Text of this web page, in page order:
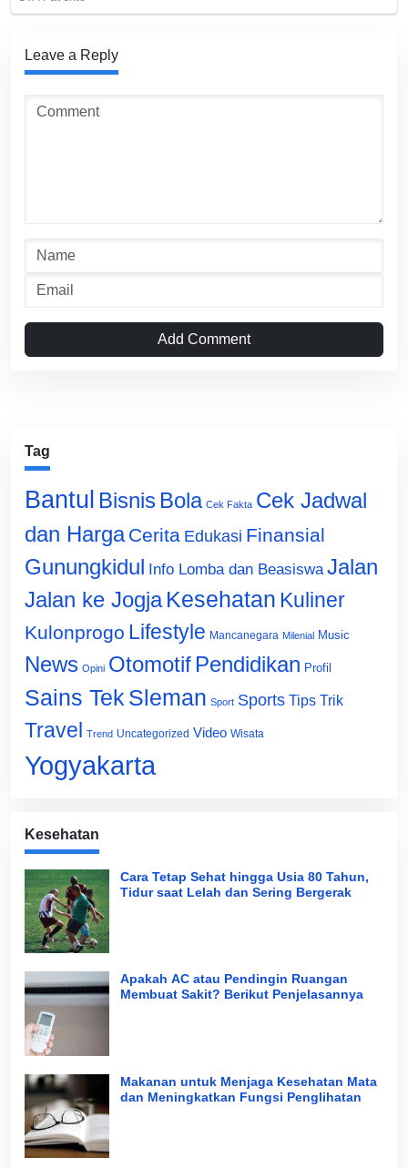
Leave a Reply
Add Comment
Tag
Bantul Bisnis Bola Cek Fakta Cek Jadwal
dan Harga Cerita Edukasi Finansial
Gunungkidul Info Lomba dan Beasiswa Jalan
Jalan ke Jogja Kesehatan Kuliner
Kulonprogo Lifestyle Mancanegara Milenial Music
News Opini Otomotif Pendidikan Profil
Sains Tek Sleman Sport Sports Tips Trik
Travel Trend Uncategorized Video Wisata
Yogyakarta
Kesehatan
Cara Tetap Sehat hingga Usia 80 Tahun,
Tidur saat Lelah dan Sering Bergerak
Apakah AC atau Pendingin Ruangan
Membuat Sakit? Berikut Penjelasannya
Makanan untuk Menjaga Kesehatan Mata
dan Meningkatkan Fungsi Penglihatan